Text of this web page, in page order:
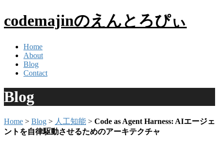
codemajinのえんとろぴぃ
Home
About
Blog
Contact
Blog
Home > Blog > 人工知能 > Code as Agent Harness: AIエージェ
ントを自律駆動させるためのアーキテクチャ